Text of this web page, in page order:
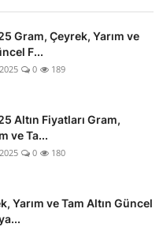
Gram, Çeyrek, Yarım ve
F...
0 189
Altın Fiyatları Gram,
ve Ta...
0 180
Yarım ve Tam Altın Güncel